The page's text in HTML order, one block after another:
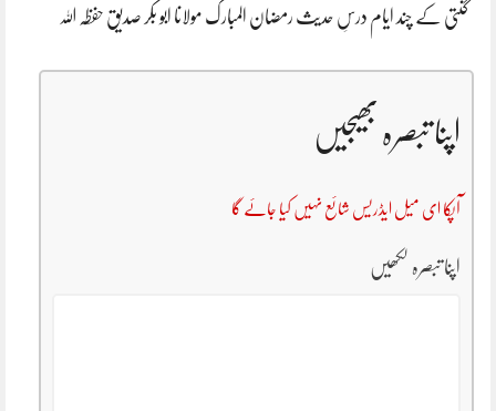
گنتی کے چند ایام درسِ حدیث رمضان المبارک مولانا ابو بکر صدیق حفظہ اللہ
اپنا تبصرہ بھیجیں
آپکا ای میل ایڈریس شائع نہیں کیا جائے گا
اپنا تبصرہ لکھیں